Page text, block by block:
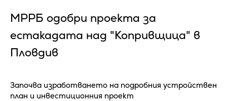
МРРБ одобри проекта за
естакадата над "Копривщица" в
Пловдив
Започва изработването на подробния устройствен
план и инвестиционния проект